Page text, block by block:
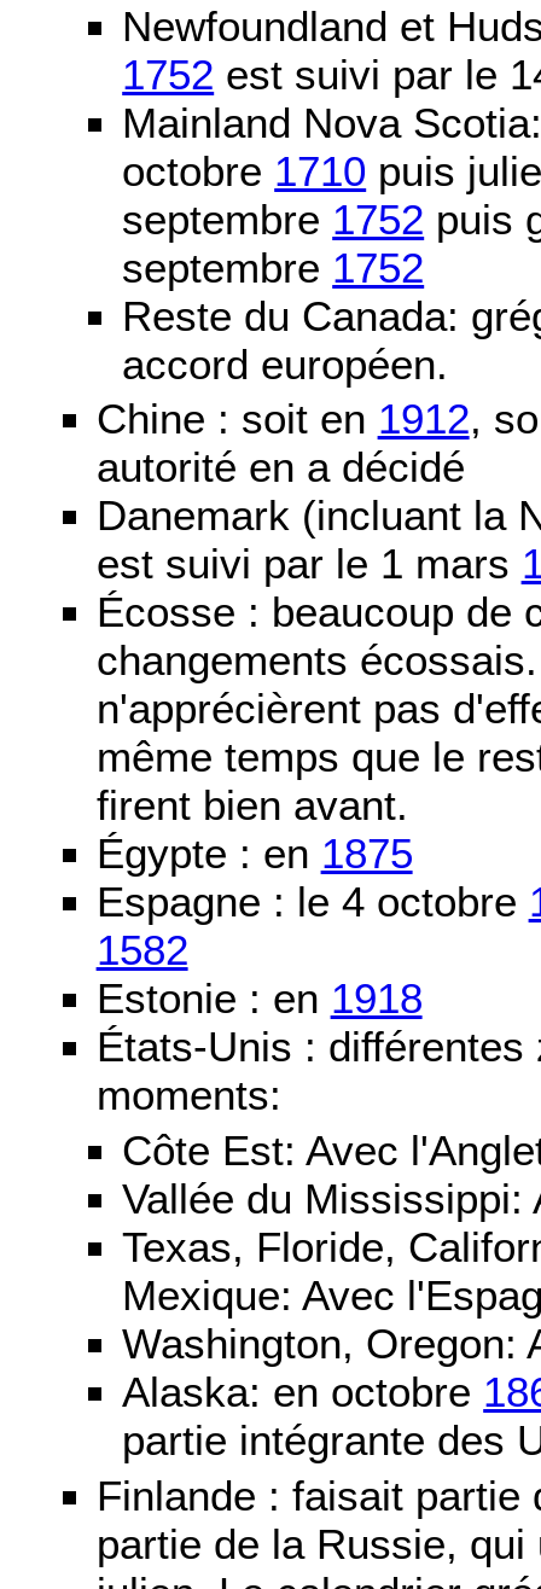
Newfoundland et
1752 est suivi par le
Mainland Nova
octobre 1710 puis
septembre 1752 puis
septembre 1752
Reste du Canada:
accord européen.
Chine : soit en 1912,
autorité en a décidé
Danemark (incluant la
est suivi par le 1 mars
Écosse : beaucoup de
changements
n'apprécièrent pas
même temps que le
firent bien avant.
Égypte : en 1875
Espagne : le 4 octobre
1582
Estonie : en 1918
États-Unis :
moments:
Côte Est: Avec
Vallée du
Texas, Floride,
Mexique: Avec
Washington, Oregon:
Alaska: en octobre
partie intégrante des
Finlande : faisait partie
partie de la Russie,